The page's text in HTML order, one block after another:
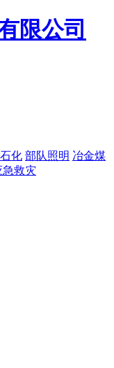
化 部队照明 冶金煤
急救灾